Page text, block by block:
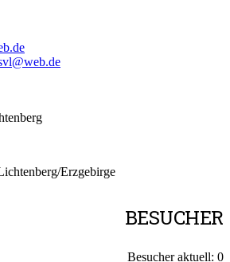
Erzgebirge
BESUCHER
Besucher aktuell: 0